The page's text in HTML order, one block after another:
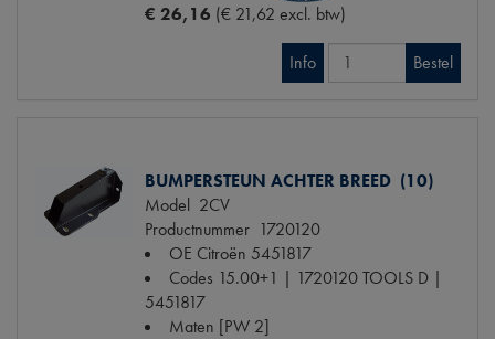
€ 26,16 (€ 21,62 excl. btw)
Info Bestel
BUMPERSTEUN ACHTER BREED (10)
Model 2CV
Productnummer 1720120
OE Citroën 5451817
Codes 15.00+1 | 1720120 TOOLS D |
5451817
Maten [PW 2]